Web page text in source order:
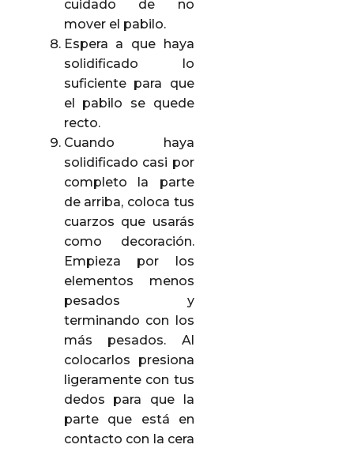
cuidado de no
mover el pabilo.
Espera a que haya
solidificado lo
suficiente para que
el pabilo se quede
recto.
Cuando haya
solidificado casi por
completo la parte
de arriba, coloca tus
cuarzos que usarás
como decoración.
Empieza por los
elementos menos
pesados y
terminando con los
más pesados. Al
colocarlos presiona
ligeramente con tus
dedos para que la
parte que está en
contacto con la cera